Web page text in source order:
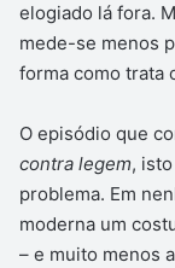
elogiado lá fora.
mede-se menos
forma como trata
O episódio que
contra legem,
problema. Em
moderna um
– e muito menos